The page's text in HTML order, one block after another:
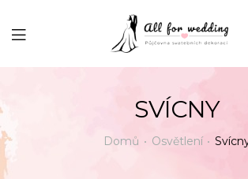
SVÍCNY
Domů Osvětlení